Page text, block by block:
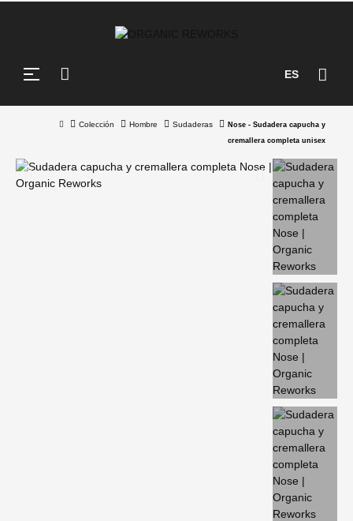
Navegación
palanca
☰ ES
Colección Hombre Sudaderas
Nose - Sudadera capucha y
cremallera completa unisex